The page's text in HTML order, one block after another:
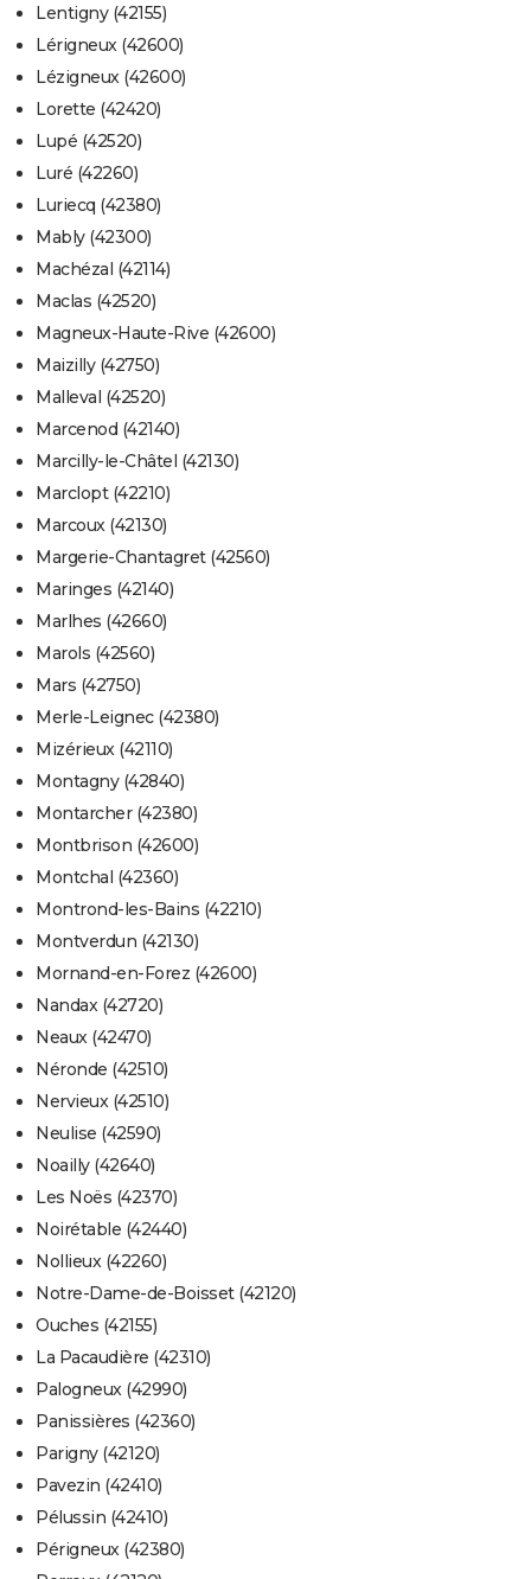
Lentigny (42155)
Lérigneux (42600)
Lézigneux (42600)
Lorette (42420)
Lupé (42520)
Luré (42260)
Luriecq (42380)
Mably (42300)
Machézal (42114)
Maclas (42520)
Magneux-Haute-Rive (42600)
Maizilly (42750)
Malleval (42520)
Marcenod (42140)
Marcilly-le-Châtel (42130)
Marclopt (42210)
Marcoux (42130)
Margerie-Chantagret (42560)
Maringes (42140)
Marlhes (42660)
Marols (42560)
Mars (42750)
Merle-Leignec (42380)
Mizérieux (42110)
Montagny (42840)
Montarcher (42380)
Montbrison (42600)
Montchal (42360)
Montrond-les-Bains (42210)
Montverdun (42130)
Mornand-en-Forez (42600)
Nandax (42720)
Neaux (42470)
Néronde (42510)
Nervieux (42510)
Neulise (42590)
Noailly (42640)
Les Noës (42370)
Noirétable (42440)
Nollieux (42260)
Notre-Dame-de-Boisset (42120)
Ouches (42155)
La Pacaudière (42310)
Palogneux (42990)
Panissières (42360)
Parigny (42120)
Pavezin (42410)
Pélussin (42410)
Périgneux (42380)